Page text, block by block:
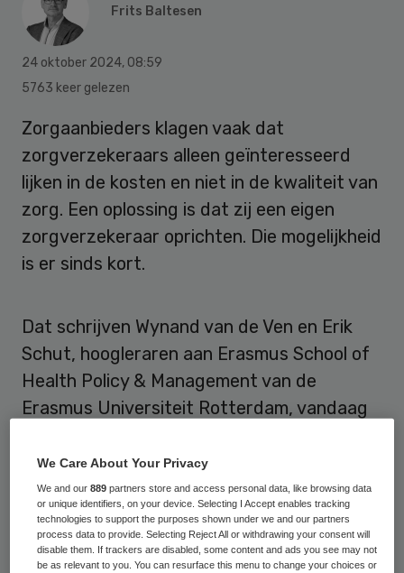
Frits Baltesen
24 oktober 2024, 08:59
5763 keer gelezen
Zorgaanbieders klagen vaak dat
zorgverzekeraars alleen geïnteresseerd
lijken in de kosten en niet in de kwaliteit van
zorg. Een oplossing is dat zij een eigen
zorgverzekeraar oprichten. Die mogelijkheid
is er sinds kort.
Dat schrijven Wynand van de Ven en Erik
Schut, hoogleraren aan Erasmus School of
Health Policy & Management van de
Erasmus Universiteit Rotterdam, vandaag
Dergelijke nieuwe organisaties zouden
volgens hen goed zijn voor zowel de
gezondheid als de portemonnee van de
burger. Dankzij een verbetering van de
We Care About Your Privacy
We and our889 partners store and access personal data, like browsing data
or unique identifiers, on your device. Selecting I Accept enables tracking
technologies to support the purposes shown under we and our partners
process data to provide. Selecting Reject All or withdrawing your consent will
disable them. If trackers are disabled, some content and ads you see may not
be as relevant to you. You can resurface this menu to change your choices or